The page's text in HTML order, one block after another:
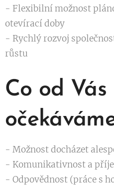
- Flexibilní možnost
otevírací doby
- Rychlý rozvoj
růstu
Co od Vás
- Možnost docházet
- Komunikativnost a
- Odpovědnost (práce s